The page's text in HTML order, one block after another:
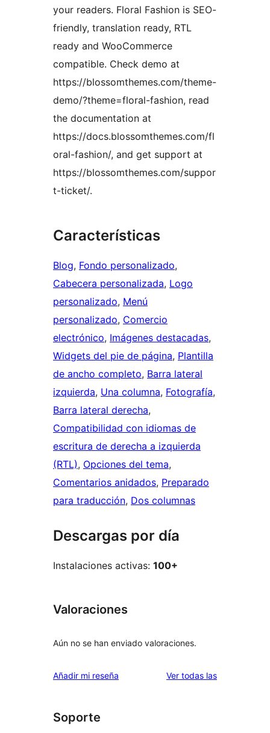
your readers. Floral Fashion is SEO-
friendly, translation ready, RTL
ready and WooCommerce
compatible. Check demo at
https://blossomthemes.com/theme-
demo/?theme=floral-fashion, read
the documentation at
https://docs.blossomthemes.com/fl
oral-fashion/, and get support at
https://blossomthemes.com/suppor
t-ticket/.
Características
Blog, Fondo personalizado
Cabecera personalizada, Logo
personalizado, Menú
personalizado, Comercio
electrónico, Imágenes destacadas
Widgets del pie de página, Plantilla
de ancho completo, Barra lateral
izquierda, Una columna, Fotografía
Barra lateral derecha
Compatibilidad con idiomas de
escritura de derecha a izquierda
(RTL), Opciones del tema
Comentarios anidados, Preparado
para traducción, Dos columnas
Descargas por día
Instalaciones activas: 100+
Valoraciones
Aún no se han enviado valoraciones.
Añadir mi reseña Ver todas lasvaloraciones
Soporte